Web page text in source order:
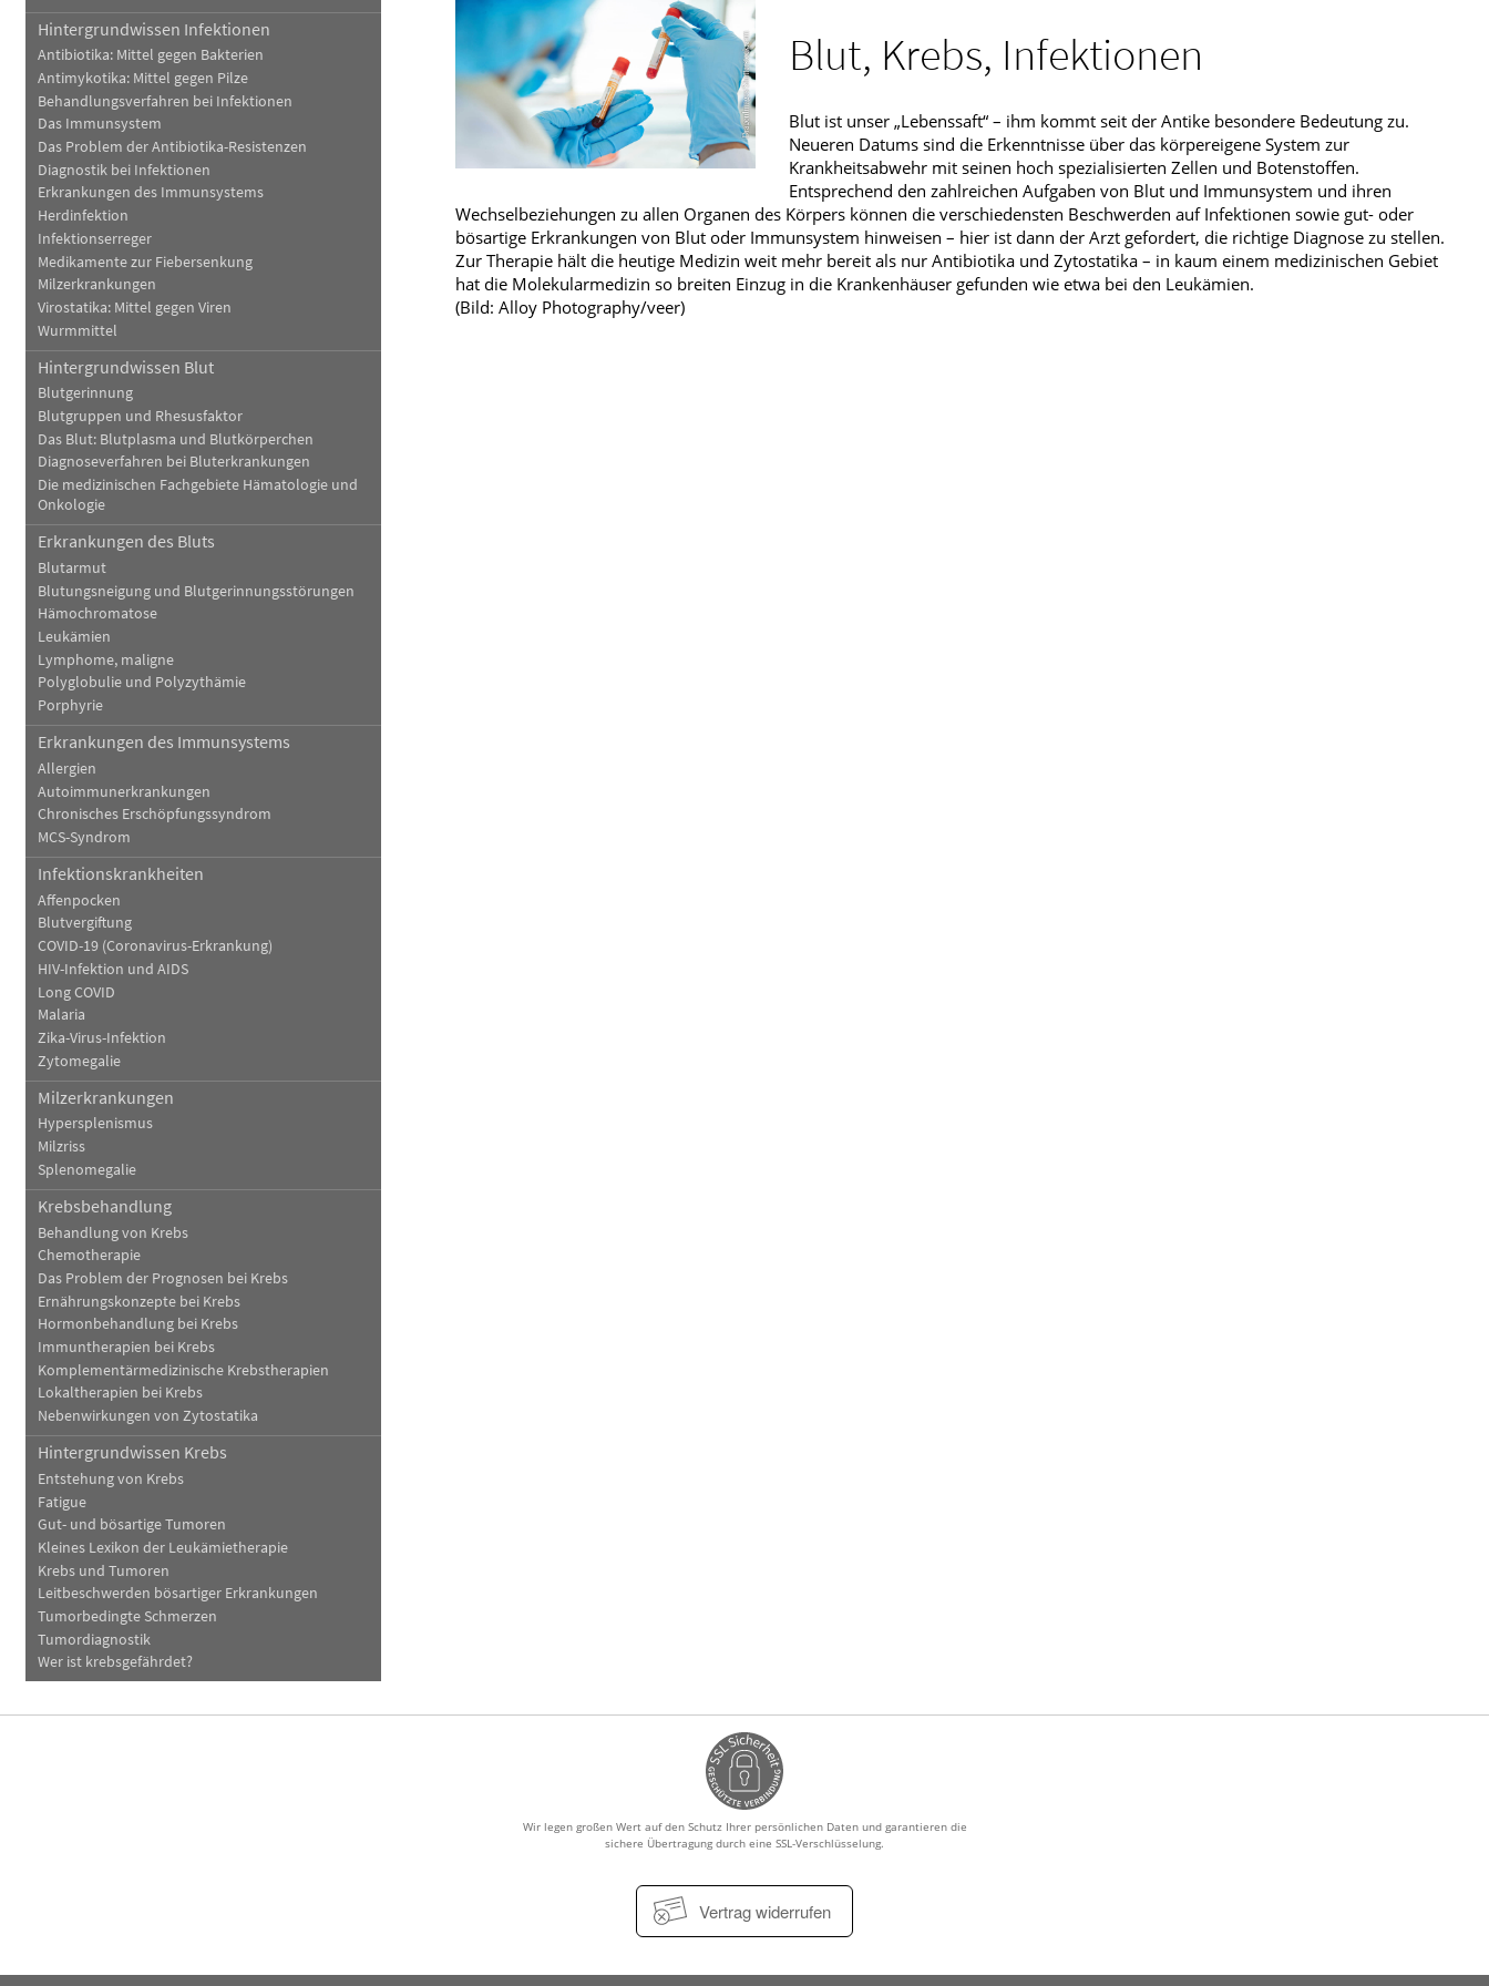
Blut, Krebs und Infektionen
Haut, Haare und Nägel
Psychische Erkrankungen
Schmerz- und Schlafmedizin
Männerkrankheiten
Hintergrundwissen Infektionen
Antibiotika: Mittel gegen Bakterien
Antimykotika: Mittel gegen Pilze
Behandlungsverfahren bei Infektionen
Das Immunsystem
Das Problem der Antibiotika-Resistenzen
Diagnostik bei Infektionen
Erkrankungen des Immunsystems
Herdinfektion
Infektionserreger
Medikamente zur Fiebersenkung
Milzerkrankungen
Virostatika: Mittel gegen Viren
Wurmmittel
Hintergrundwissen Blut
Blutgerinnung
Blutgruppen und Rhesusfaktor
Das Blut: Blutplasma und Blutkörperchen
Diagnoseverfahren bei Bluterkrankungen
Die medizinischen Fachgebiete Hämatologie und
Onkologie
Erkrankungen des Bluts
Blutarmut
Blutungsneigung und Blutgerinnungsstörungen
Hämochromatose
Leukämien
Lymphome, maligne
Polyglobulie und Polyzythämie
Porphyrie
Erkrankungen des Immunsystems
Allergien
Autoimmunerkrankungen
Chronisches Erschöpfungssyndrom
MCS-Syndrom
Infektionskrankheiten
Affenpocken
Blutvergiftung
COVID-19 (Coronavirus-Erkrankung)
HIV-Infektion und AIDS
Long COVID
Malaria
Zika-Virus-Infektion
Zytomegalie
Milzerkrankungen
Hypersplenismus
Milzriss
Splenomegalie
Krebsbehandlung
Behandlung von Krebs
Chemotherapie
Das Problem der Prognosen bei Krebs
Ernährungskonzepte bei Krebs
Hormonbehandlung bei Krebs
Immuntherapien bei Krebs
Komplementärmedizinische Krebstherapien
Lokaltherapien bei Krebs
Nebenwirkungen von Zytostatika
Hintergrundwissen Krebs
Entstehung von Krebs
Fatigue
Gut- und bösartige Tumoren
Kleines Lexikon der Leukämietherapie
Krebs und Tumoren
Leitbeschwerden bösartiger Erkrankungen
Tumorbedingte Schmerzen
Tumordiagnostik
Wer ist krebsgefährdet?
Blut, Krebs, Infektionen
Blut ist unser „Lebenssaft“ – ihm kommt seit der Antike besondere Bedeutung zu.
Neueren Datums sind die Erkenntnisse über das körpereigene System zur
Krankheitsabwehr mit seinen hoch spezialisierten Zellen und Botenstoffen.
Entsprechend den zahlreichen Aufgaben von Blut und Immunsystem und ihren
Wechselbeziehungen zu allen Organen des Körpers können die verschiedensten Beschwerden auf Infektionen sowie gut- oder
bösartige Erkrankungen von Blut oder Immunsystem hinweisen – hier ist dann der Arzt gefordert, die richtige Diagnose zu stellen.
Zur Therapie hält die heutige Medizin weit mehr bereit als nur Antibiotika und Zytostatika – in kaum einem medizinischen Gebiet
hat die Molekularmedizin so breiten Einzug in die Krankenhäuser gefunden wie etwa bei den Leukämien.
(Bild: Alloy Photography/veer)
Wir legen großen Wert auf den Schutz Ihrer persönlichen Daten und garantieren die
sichere Übertragung durch eine SSL-Verschlüsselung.
Vertrag widerrufen